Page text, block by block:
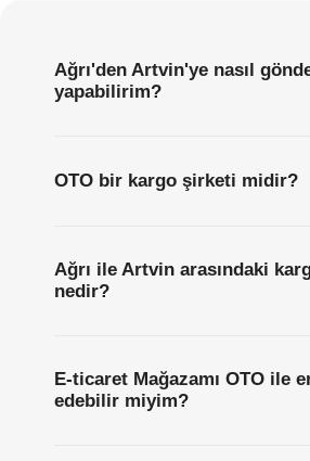
Ağrı'den Artvin'ye nasıl
yapabilirim?
OTO bir kargo şirketi midir?
Ağrı ile Artvin arasındaki
nedir?
E-ticaret Mağazamı OTO ile
edebilir miyim?